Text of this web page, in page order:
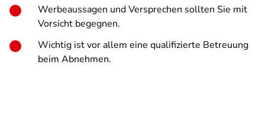
Werbeaussagen und Versprechen sollten Sie mit
Vorsicht begegnen.
Wichtig ist vor allem eine qualifizierte Betreuung
beim Abnehmen.